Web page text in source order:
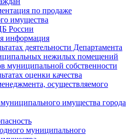
по продаже
имущества
России
информация
деятельности Департамента
нежилых помещений
муниципальной собственности
оценки качества
осуществляемого
имущества города
муниципального